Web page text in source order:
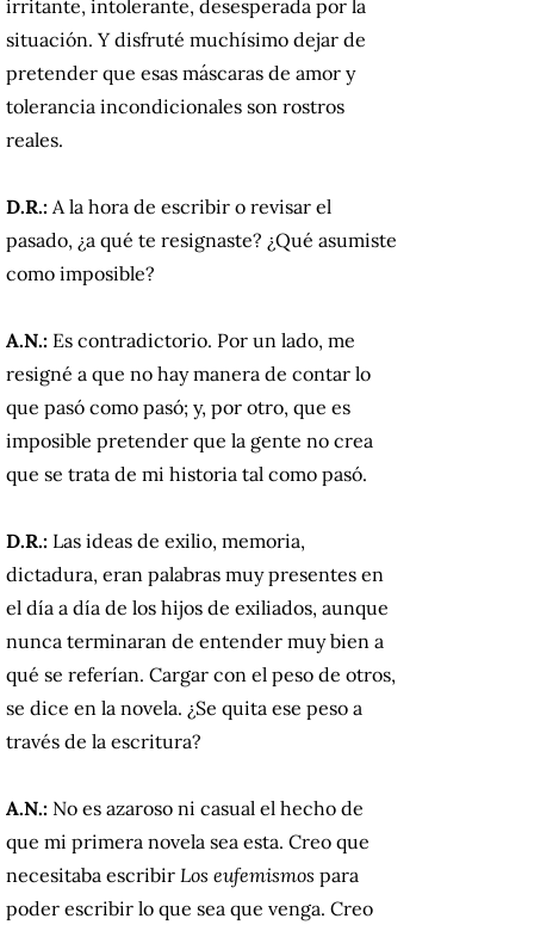
irritante, intolerante, desesperada por la
situación. Y disfruté muchísimo dejar de
pretender que esas máscaras de amor y
tolerancia incondicionales son rostros
reales.
D.R.: A la hora de escribir o revisar el
pasado, ¿a qué te resignaste? ¿Qué asumiste
como imposible?
A.N.: Es contradictorio. Por un lado, me
resigné a que no hay manera de contar lo
que pasó como pasó; y, por otro, que es
imposible pretender que la gente no crea
que se trata de mi historia tal como pasó.
D.R.: Las ideas de exilio, memoria,
dictadura, eran palabras muy presentes en
el día a día de los hijos de exiliados, aunque
nunca terminaran de entender muy bien a
qué se referían. Cargar con el peso de otros,
se dice en la novela. ¿Se quita ese peso a
través de la escritura?
A.N.: No es azaroso ni casual el hecho de
que mi primera novela sea esta. Creo que
necesitaba escribir Los eufemismos para
poder escribir lo que sea que venga. Creo